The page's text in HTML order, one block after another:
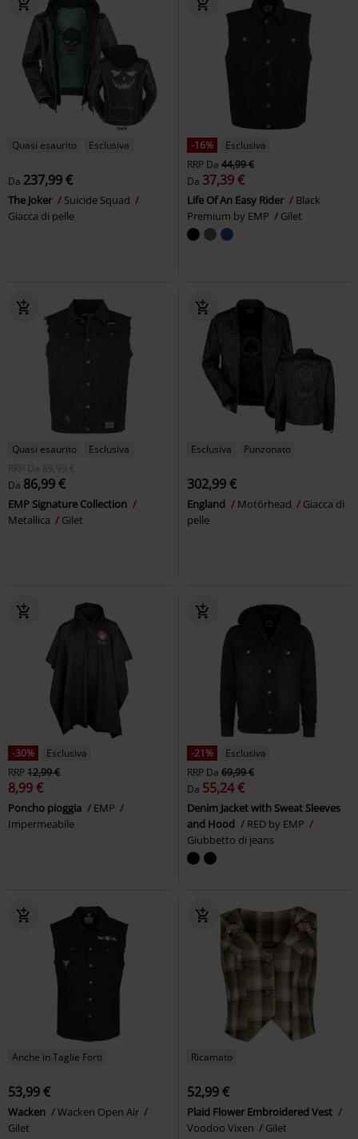
Quasi esaurito Esclusiva
Da 237,99 €
The Joker
Suicide Squad
Giacca di pelle
-16%
Esclusiva
RRP Da 44,99 €
Da 37,39 €
Life Of An Easy Rider
Black
Premium by EMP
Gilet
Quasi esaurito
Esclusiva
RRP
Da 89,99 €
Da 86,99 €
EMP Signature Collection
Metallica
Gilet
Esclusiva Punzonato
302,99 €
England Motörhead
Giacca di
pelle
-30%
Esclusiva
RRP12,99 €
8,99 €
Poncho pioggia
EMP
Impermeabile
-21%
Esclusiva
RRP Da 69,99 €
Da 55,24 €
Denim Jacket with Sweat Sleeves
and Hood
RED by EMP
Giubbetto di jeans
Anche in Taglie Forti
53,99 €
Wacken
Wacken Open Air
Gilet
Ricamato
52,99 €
Plaid Flower Embroidered Vest
Voodoo Vixen
Gilet